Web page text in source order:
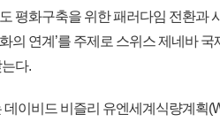
평화구축을 위한 패러다임 전환과
의 연계’를 주제로 스위스 제네바
다.
데이비드 비즐리 유엔세계식량계획